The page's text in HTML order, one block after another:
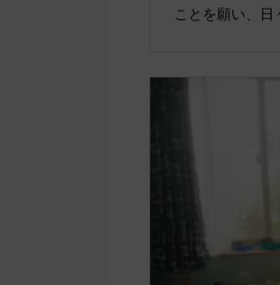
ことを願い、日